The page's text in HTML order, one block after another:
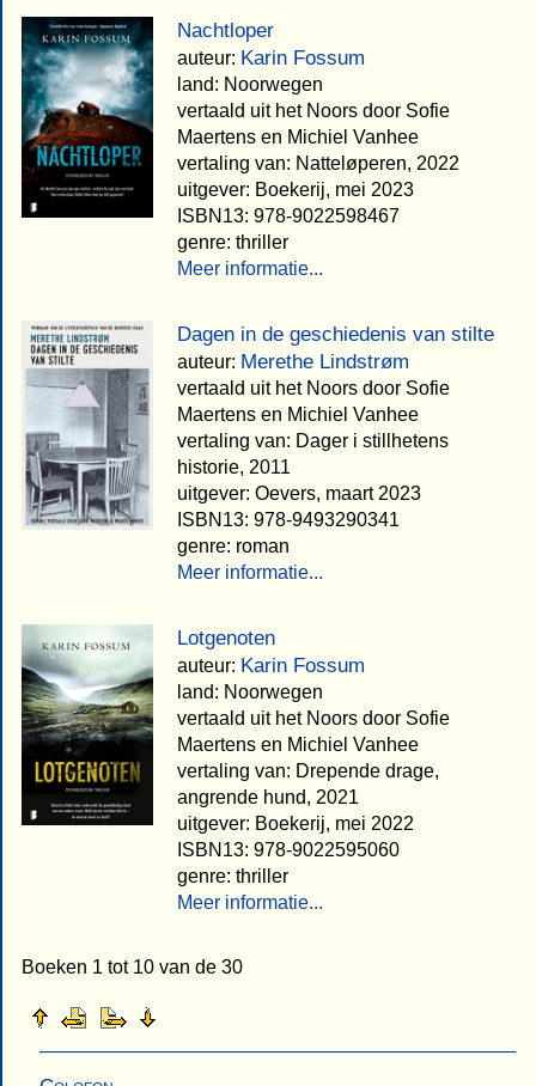
Nachtloper
auteur: Karin Fossum
land: Noorwegen
vertaald uit het Noors door Sofie
Maertens en Michiel Vanhee
vertaling van: Natteløperen, 2022
uitgever: Boekerij, mei 2023
ISBN13: 978-9022598467
genre: thriller
Meer informatie...
Dagen in de geschiedenis van stilte
auteur: Merethe Lindstrøm
vertaald uit het Noors door Sofie
Maertens en Michiel Vanhee
vertaling van: Dager i stillhetens
historie, 2011
uitgever: Oevers, maart 2023
ISBN13: 978-9493290341
genre: roman
Meer informatie...
Lotgenoten
auteur: Karin Fossum
land: Noorwegen
vertaald uit het Noors door Sofie
Maertens en Michiel Vanhee
vertaling van: Drepende drage,
angrende hund, 2021
uitgever: Boekerij, mei 2022
ISBN13: 978-9022595060
genre: thriller
Meer informatie...
Boeken 1 tot 10 van de 30